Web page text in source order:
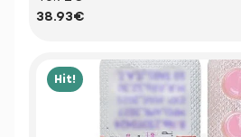
38.93€
Hit!